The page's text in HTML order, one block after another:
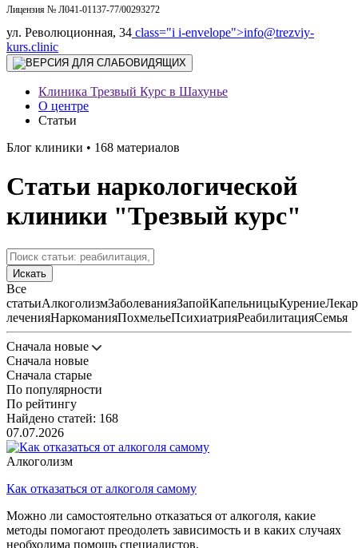
Лицензия № Л041-01137-77/00293272
ул. Революционная, 34 class="i i-envelope">info@trezviy-
kurs.clinic
Клиника Трезвый Курс в Шахунье
О центре
Статьи
Блог клиники • 168 материалов
Статьи наркологической
клиники "Трезвый курс"
Искать
Все
статьиАлкоголизмЗаболеванияЗапойКапельницыКурение
леченияНаркоманияПохмельеПсихиатрияРеабилитацияСемья
Сначала новые
Сначала новые
Сначала старые
По популярности
По рейтингу
Найдено статей: 168
07.07.2026
Алкоголизм
Как отказаться от алкоголя самому
Можно ли самостоятельно отказаться от алкоголя, какие
методы помогают преодолеть зависимость и в каких случаях
необходима помощь специалистов.